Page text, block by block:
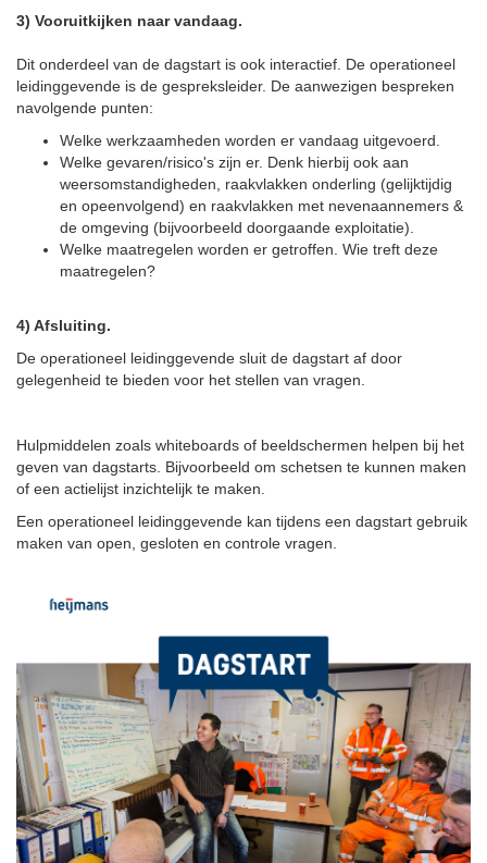
3) Vooruitkijken naar vandaag.
Dit onderdeel van de dagstart is ook interactief. De operationeel
leidinggevende is de gespreksleider. De aanwezigen bespreken
navolgende punten:
Welke werkzaamheden worden er vandaag uitgevoerd.
Welke gevaren/risico's zijn er. Denk hierbij ook aan
weersomstandigheden, raakvlakken onderling (gelijktijdig
en opeenvolgend) en raakvlakken met nevenaannemers &
de omgeving (bijvoorbeeld doorgaande exploitatie).
Welke maatregelen worden er getroffen. Wie treft deze
maatregelen?
4) Afsluiting.
De operationeel leidinggevende sluit de dagstart af door
gelegenheid te bieden voor het stellen van vragen.
Hulpmiddelen zoals whiteboards of beeldschermen helpen bij het
geven van dagstarts. Bijvoorbeeld om schetsen te kunnen maken
of een actielijst inzichtelijk te maken.
Een operationeel leidinggevende kan tijdens een dagstart gebruik
maken van open, gesloten en controle vragen.​​​​​​​